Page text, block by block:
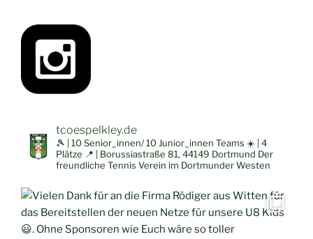
tcoespelkley.de
🎾 | 10 Senior_innen/ 10 Junior_innen Teams ☀️ | 4
Plätze 📍 | Borussiastraße 81, 44149 Dortmund Der
freundliche Tennis Verein im Dortmunder Westen